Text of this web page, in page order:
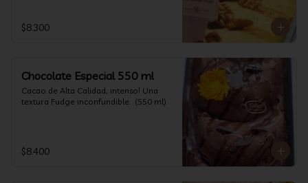
$8.300
Chocolate Especial 550 ml
Cacao de Alta Calidad, intenso! Una
textura Fudge inconfundible.  (550 ml)
$8.400